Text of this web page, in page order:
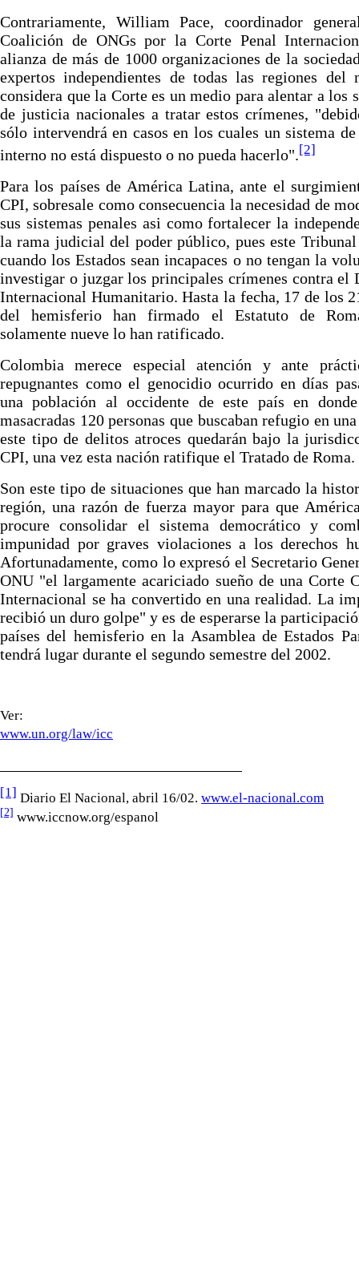
Contrariamente, William Pace, coordinador
Coalición de ONGs por la Corte Penal
alianza de más de 1000 organizaciones de la
expertos independientes de todas las regiones del
considera que la Corte es un medio para alentar a los
de justicia nacionales a tratar estos crímenes,
sólo intervendrá en casos en los cuales un sistema
interno no está dispuesto o no pueda hacerlo".[2]
Para los países de América Latina, ante el
CPI, sobresale como consecuencia la necesidad de
sus sistemas penales asi como fortalecer la
la rama judicial del poder público, pues este Tribunal
cuando los Estados sean incapaces o no tengan la
investigar o juzgar los principales crímenes contra el
Internacional Humanitario. Hasta la fecha, 17 de los
del hemisferio han firmado el Estatuto de
solamente nueve lo han ratificado.
Colombia merece especial atención y ante
repugnantes como el genocidio ocurrido en días
una población al occidente de este país en
masacradas 120 personas que buscaban refugio en
este tipo de delitos atroces quedarán bajo la
CPI, una vez esta nación ratifique el Tratado de Roma.
Son este tipo de situaciones que han marcado la
región, una razón de fuerza mayor para que
procure consolidar el sistema democrático y
impunidad por graves violaciones a los derechos
Afortunadamente, como lo expresó el Secretario
ONU "el largamente acariciado sueño de una Corte
Internacional se ha convertido en una realidad. La
recibió un duro golpe" y es de esperarse la
países del hemisferio en la Asamblea de Estados
tendrá lugar durante el segundo semestre del 2002.
Ver:
www.un.org/law/icc
[1] Diario El Nacional, abril 16/02. www.el-nacional.com
[2] www.iccnow.org/espanol